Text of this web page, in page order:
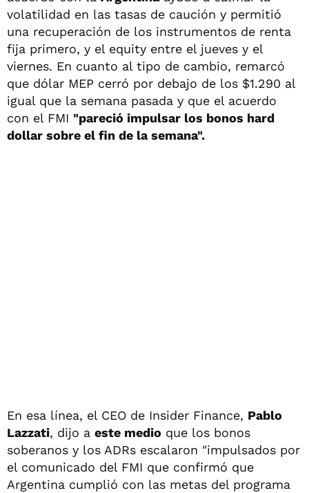
volatilidad en las tasas de caución y permitió
una recuperación de los instrumentos de renta
fija primero, y el equity entre el jueves y el
viernes. En cuanto al tipo de cambio, remarcó
que dólar MEP cerró por debajo de los $1.290 al
igual que la semana pasada y que el acuerdo
con el FMI "pareció impulsar los bonos hard
dollar sobre el fin de la semana".
En esa línea, el CEO de Insider Finance, Pablo
Lazzati, dijo a este medio que los bonos
soberanos y los ADRs escalaron "impulsados por
el comunicado del FMI que confirmó que
Argentina cumplió con las metas del programa